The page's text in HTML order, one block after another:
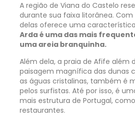
A região de Viana do Castelo
durante sua faixa litorânea. Com
delas oferece uma
Arda é uma das mais
uma areia branquinha.
Além dela, a praia de Afife além
paisagem magnífica das dunas
as águas cristalinas, também é
pelos surfistas. Até por isso, é
mais estrutura de Portugal,
restaurantes.